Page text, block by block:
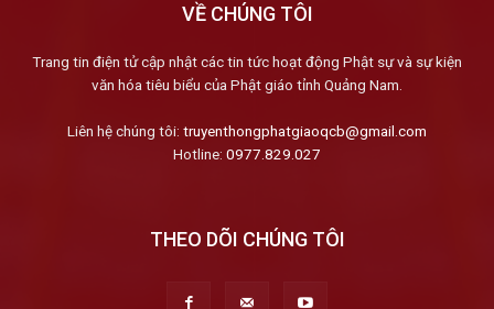
VỀ CHÚNG TÔI
Trang tin điện tử cập nhật các tin tức hoạt động Phật sự và sự kiện
văn hóa tiêu biểu của Phật giáo tỉnh Quảng Nam.
Liên hệ chúng tôi: truyenthongphatgiaoqcb@gmail.com
Hotline: 0977.829.027
THEO DÕI CHÚNG TÔI